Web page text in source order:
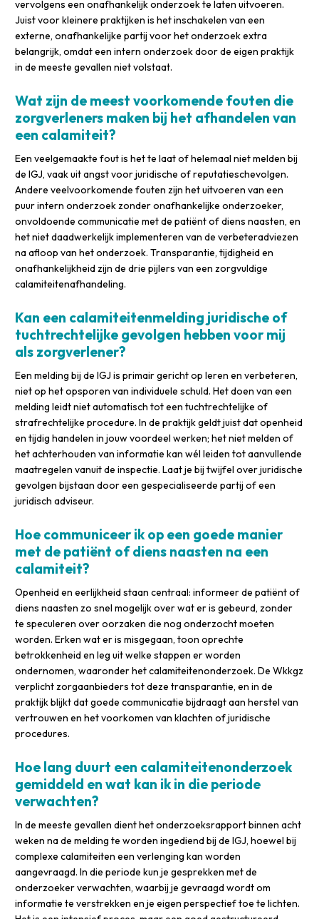
vervolgens een onafhankelijk onderzoek te laten uitvoeren.
Juist voor kleinere praktijken is het inschakelen van een
externe, onafhankelijke partij voor het onderzoek extra
belangrijk, omdat een intern onderzoek door de eigen praktijk
in de meeste gevallen niet volstaat.
Wat zijn de meest voorkomende fouten die
zorgverleners maken bij het afhandelen van
een calamiteit?
Een veelgemaakte fout is het te laat of helemaal niet melden bij
de IGJ, vaak uit angst voor juridische of reputatieschevolgen.
Andere veelvoorkomende fouten zijn het uitvoeren van een
puur intern onderzoek zonder onafhankelijke onderzoeker,
onvoldoende communicatie met de patiënt of diens naasten, en
het niet daadwerkelijk implementeren van de verbeteradviezen
na afloop van het onderzoek. Transparantie, tijdigheid en
onafhankelijkheid zijn de drie pijlers van een zorgvuldige
calamiteitenafhandeling.
Kan een calamiteitenmelding juridische of
tuchtrechtelijke gevolgen hebben voor mij
als zorgverlener?
Een melding bij de IGJ is primair gericht op leren en verbeteren,
niet op het opsporen van individuele schuld. Het doen van een
melding leidt niet automatisch tot een tuchtrechtelijke of
strafrechtelijke procedure. In de praktijk geldt juist dat openheid
en tijdig handelen in jouw voordeel werken; het niet melden of
het achterhouden van informatie kan wél leiden tot aanvullende
maatregelen vanuit de inspectie. Laat je bij twijfel over juridische
gevolgen bijstaan door een gespecialiseerde partij of een
juridisch adviseur.
Hoe communiceer ik op een goede manier
met de patiënt of diens naasten na een
calamiteit?
Openheid en eerlijkheid staan centraal: informeer de patiënt of
diens naasten zo snel mogelijk over wat er is gebeurd, zonder
te speculeren over oorzaken die nog onderzocht moeten
worden. Erken wat er is misgegaan, toon oprechte
betrokkenheid en leg uit welke stappen er worden
ondernomen, waaronder het calamiteitenonderzoek. De Wkkgz
verplicht zorgaanbieders tot deze transparantie, en in de
praktijk blijkt dat goede communicatie bijdraagt aan herstel van
vertrouwen en het voorkomen van klachten of juridische
procedures.
Hoe lang duurt een calamiteitenonderzoek
gemiddeld en wat kan ik in die periode
verwachten?
In de meeste gevallen dient het onderzoeksrapport binnen acht
weken na de melding te worden ingediend bij de IGJ, hoewel bij
complexe calamiteiten een verlenging kan worden
aangevraagd. In die periode kun je gesprekken met de
onderzoeker verwachten, waarbij je gevraagd wordt om
informatie te verstrekken en je eigen perspectief toe te lichten.